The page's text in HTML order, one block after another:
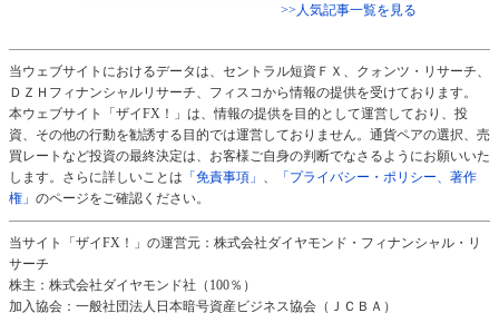
>>人気記事一覧を見る
当ウェブサイトにおけるデータは、セントラル短資ＦＸ、クォンツ・リサーチ、
ＤＺＨフィナンシャルリサーチ、フィスコから情報の提供を受けております。
本ウェブサイト「ザイFX！」は、情報の提供を目的として運営しており、投
資、その他の行動を勧誘する目的では運営しておりません。通貨ペアの選択、売
買レートなど投資の最終決定は、お客様ご自身の判断でなさるようにお願いいた
します。さらに詳しいことは 「免責事項」 、
「プライバシー・ポリシー、著作
権」 のページをご確認ください。
当サイト「ザイFX！」の運営元：株式会社ダイヤモンド・フィナンシャル・リ
サーチ
株主：株式会社ダイヤモンド社（100％）
加入協会：一般社団法人日本暗号資産ビジネス協会（ＪＣＢＡ）